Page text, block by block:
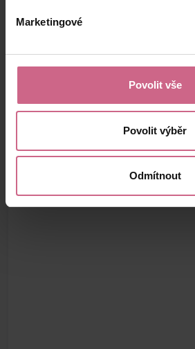
Marketingové
Povolit vše
Povolit výběr
Odmítnout